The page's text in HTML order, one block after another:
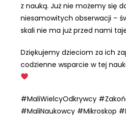
z nauką. Już nie możemy się
niesamowitych obserwacji –
skali nie ma już przed nami
Dziękujemy dzieciom za ich
codzienne wsparcie w tej
#MaliWielcyOdkrywcy
#MaliNaukowcy #Mikroskop